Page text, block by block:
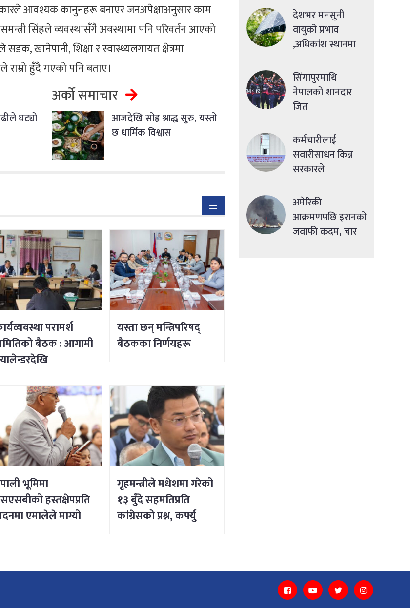
आवश्यक कानुनहरू बनाएर जनअपेक्षाअनुसार काम
सिंहले व्यवस्थासँगै अवस्थामा पनि परिवर्तन आएको
खानेपानी, शिक्षा र स्वास्थ्यलगायत क्षेत्रमा
हुँदै गएको पनि बताए।
घट्यो
अर्को समाचार
आजदेखि सोह्र श्राद्ध सुरु, यस्तो
छ धार्मिक विश्वास
परामर्श
बैठक : आगामी
विषयसम्म छलफल
यस्ता छन् मन्त्रिपरिषद्
बैठकका निर्णयहरू
भूमिमा
हस्तक्षेपप्रति
एमालेले माग्यो
गृहमन्त्रीले मधेशमा गरेको
१३ बुँदे सहमतिप्रति
कांग्रेसको प्रश्न, कर्फ्यु
देशभर मनसुनी
वायुको प्रभाव
,अधिकांश स्थानमा
सिंगापुरमाथि
नेपालको शानदार
जित
कर्मचारीलाई
सवारीसाधन किन्न
सरकारले
दिने
अमेरिकी
आक्रमणपछि इरानको
जवाफी कदम, चार